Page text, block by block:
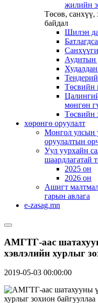
жилийн
Төсөв, санхүү,
байдал
Шилэн
Аудитын
Төсвийн
мөнгөн
Төсвийн
хөрөнгө оруулалт
Монгол улсын
оруулалтын
Уул уурхайн
шаардлагатай
2025 он
2026 он
Ашигт
гарын авлага
e-zasag.mn
АМГТГ-аас
хэвлэлийн хурлыг
2019-05-03 00:00:00